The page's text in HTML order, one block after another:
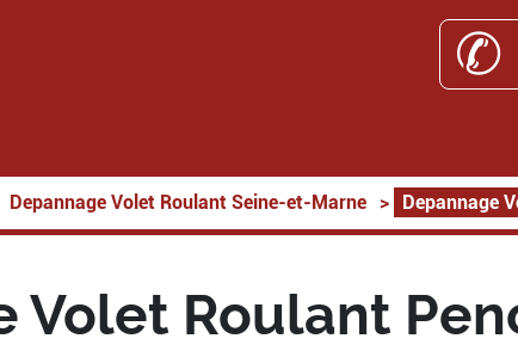
✆
Depannage Volet Roulant Seine-et-Marne > Depannage
Volet Roulant